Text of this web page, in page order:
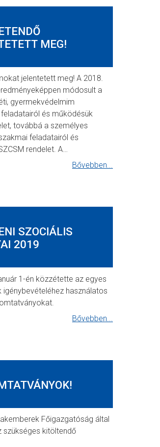
MEG!
jelentetett meg! A 2018.
módosult a
gyermekvédelmim
és működésük
továbbá a személyes
feladatairól és
rendelet. A…
Bővebben...
SZOCIÁLIS
2019
1-én közzétette az egyes
használatos
Bővebben...
Főigazgatóság által
szükséges kitöltendő